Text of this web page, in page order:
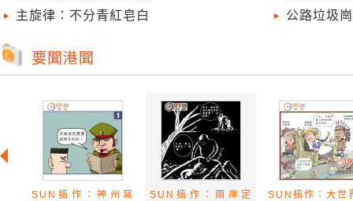
主旋律：不分青紅皂白
公路垃圾
SUN搞作：神州寫
SUN搞作：兩岸定
SUN搞作：大世